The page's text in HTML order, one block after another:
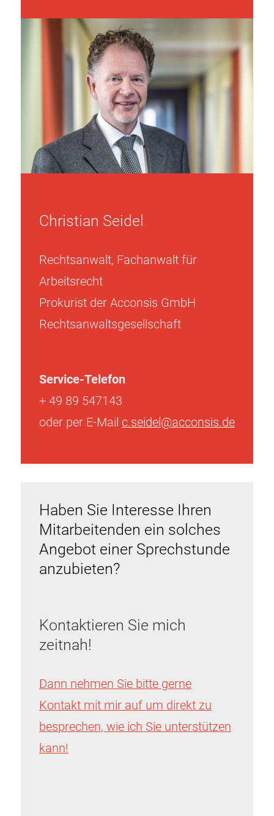
Christian Seidel
Rechtsanwalt, Fachanwalt für
Arbeitsrecht
Prokurist der Acconsis GmbH
Rechtsanwaltsgesellschaft
Service-Telefon
+ 49 89 547143
oder per E-Mail c.seidel@acconsis.de
Haben Sie Interesse Ihren
Mitarbeitenden ein solches
Angebot einer Sprechstunde
anzubieten?
Kontaktieren Sie mich
zeitnah!
Dann nehmen Sie bitte gerne
Kontakt mit mir auf um direkt zu
besprechen, wie ich Sie unterstützen
kann!